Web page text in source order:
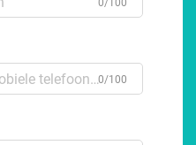
0/100
0/100